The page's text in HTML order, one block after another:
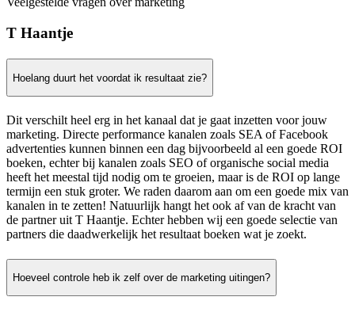
T Haantje
Hoelang duurt het voordat ik resultaat zie?
Dit verschilt heel erg in het kanaal dat je gaat inzetten voor jouw
marketing. Directe performance kanalen zoals SEA of Facebook
advertenties kunnen binnen een dag bijvoorbeeld al een goede ROI
boeken, echter bij kanalen zoals SEO of organische social media
heeft het meestal tijd nodig om te groeien, maar is de ROI op lange
termijn een stuk groter. We raden daarom aan om een goede mix van
kanalen in te zetten! Natuurlijk hangt het ook af van de kracht van
de partner uit T Haantje. Echter hebben wij een goede selectie van
partners die daadwerkelijk het resultaat boeken wat je zoekt.
Hoeveel controle heb ik zelf over de marketing uitingen?